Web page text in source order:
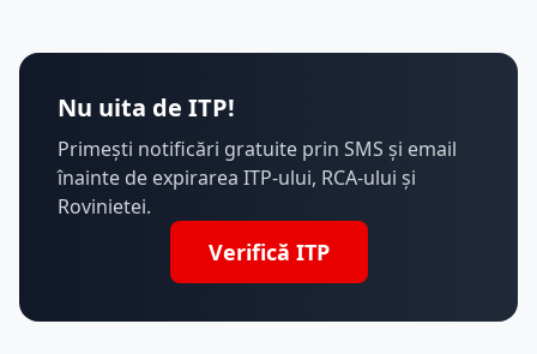
Nu uita de ITP!
Primești notificări gratuite prin SMS și email
înainte de expirarea ITP-ului, RCA-ului și
Rovinietei.
Verifică ITP